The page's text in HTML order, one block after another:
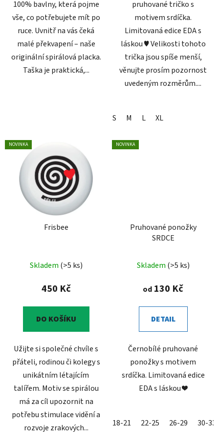
100% bavlny, která pojme
vše, co potřebujete mít po
ruce. Uvnitř na vás čeká
malé překvapení – naše
originální spirálová placka.
Taška je praktická,...
pruhované tričko s
motivem srdíčka.
Limitovaná edice EDA s
láskou ♥ Velikosti tohoto
trička jsou spíše menší,
věnujte prosím pozornost
uvedeným rozměrům....
S M L XL
NOVINKA
Frisbee
Skladem (>5 ks)
450 Kč
DO KOŠÍKU
Užijte si společné chvíle s
přáteli, rodinou či kolegy s
unikátním létajícím
talířem. Motiv se spirálou
má za cíl upozornit na
potřebu stimulace vidění a
rozvoje zrakových...
NOVINKA
Pruhované ponožky
SRDCE
Skladem (>5 ks)
od 130 Kč
DETAIL
Černobílé pruhované
ponožky s motivem
srdíčka. Limitovaná edice
EDA s láskou ❤️
18-21 22-25 26-29 30-33